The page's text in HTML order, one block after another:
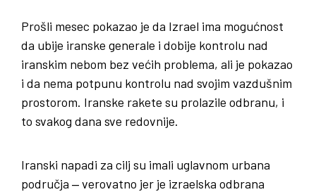
Prošli mesec pokazao je da Izrael ima mogućnost
da ubije iranske generale i dobije kontrolu nad
iranskim nebom bez većih problema, ali je pokazao
i da nema potpunu kontrolu nad svojim vazdušnim
prostorom. Iranske rakete su prolazile odbranu, i
to svakog dana sve redovnije.
Iranski napadi za cilj su imali uglavnom urbana
područja ‒ verovatno jer je izraelska odbrana